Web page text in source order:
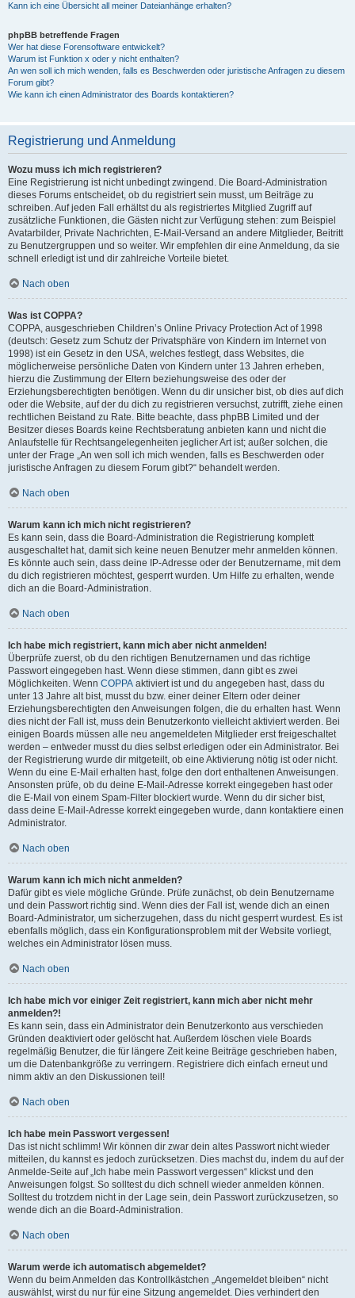
Kann ich eine Übersicht all meiner Dateianhänge erhalten?
phpBB betreffende Fragen
Wer hat diese Forensoftware entwickelt?
Warum ist Funktion x oder y nicht enthalten?
An wen soll ich mich wenden, falls es Beschwerden oder juristische Anfragen zu diesem
Forum gibt?
Wie kann ich einen Administrator des Boards kontaktieren?
Registrierung und Anmeldung
Wozu muss ich mich registrieren?
Eine Registrierung ist nicht unbedingt zwingend. Die Board-Administration
dieses Forums entscheidet, ob du registriert sein musst, um Beiträge zu
schreiben. Auf jeden Fall erhältst du als registriertes Mitglied Zugriff auf
zusätzliche Funktionen, die Gästen nicht zur Verfügung stehen: zum Beispiel
Avatarbilder, Private Nachrichten, E-Mail-Versand an andere Mitglieder, Beitritt
zu Benutzergruppen und so weiter. Wir empfehlen dir eine Anmeldung, da sie
schnell erledigt ist und dir zahlreiche Vorteile bietet.
Nach oben
Was ist COPPA?
COPPA, ausgeschrieben Children’s Online Privacy Protection Act of 1998
(deutsch: Gesetz zum Schutz der Privatsphäre von Kindern im Internet von
1998) ist ein Gesetz in den USA, welches festlegt, dass Websites, die
möglicherweise persönliche Daten von Kindern unter 13 Jahren erheben,
hierzu die Zustimmung der Eltern beziehungsweise des oder der
Erziehungsberechtigten benötigen. Wenn du dir unsicher bist, ob dies auf dich
oder die Website, auf der du dich zu registrieren versuchst, zutrifft, ziehe einen
rechtlichen Beistand zu Rate. Bitte beachte, dass phpBB Limited und der
Besitzer dieses Boards keine Rechtsberatung anbieten kann und nicht die
Anlaufstelle für Rechtsangelegenheiten jeglicher Art ist; außer solchen, die
unter der Frage „An wen soll ich mich wenden, falls es Beschwerden oder
juristische Anfragen zu diesem Forum gibt?“ behandelt werden.
Nach oben
Warum kann ich mich nicht registrieren?
Es kann sein, dass die Board-Administration die Registrierung komplett
ausgeschaltet hat, damit sich keine neuen Benutzer mehr anmelden können.
Es könnte auch sein, dass deine IP-Adresse oder der Benutzername, mit dem
du dich registrieren möchtest, gesperrt wurden. Um Hilfe zu erhalten, wende
dich an die Board-Administration.
Nach oben
Ich habe mich registriert, kann mich aber nicht anmelden!
Überprüfe zuerst, ob du den richtigen Benutzernamen und das richtige
Passwort eingegeben hast. Wenn diese stimmen, dann gibt es zwei
Möglichkeiten. Wenn COPPA aktiviert ist und du angegeben hast, dass du
unter 13 Jahre alt bist, musst du bzw. einer deiner Eltern oder deiner
Erziehungsberechtigten den Anweisungen folgen, die du erhalten hast. Wenn
dies nicht der Fall ist, muss dein Benutzerkonto vielleicht aktiviert werden. Bei
einigen Boards müssen alle neu angemeldeten Mitglieder erst freigeschaltet
werden – entweder musst du dies selbst erledigen oder ein Administrator. Bei
der Registrierung wurde dir mitgeteilt, ob eine Aktivierung nötig ist oder nicht.
Wenn du eine E-Mail erhalten hast, folge den dort enthaltenen Anweisungen.
Ansonsten prüfe, ob du deine E-Mail-Adresse korrekt eingegeben hast oder
die E-Mail von einem Spam-Filter blockiert wurde. Wenn du dir sicher bist,
dass deine E-Mail-Adresse korrekt eingegeben wurde, dann kontaktiere einen
Administrator.
Nach oben
Warum kann ich mich nicht anmelden?
Dafür gibt es viele mögliche Gründe. Prüfe zunächst, ob dein Benutzername
und dein Passwort richtig sind. Wenn dies der Fall ist, wende dich an einen
Board-Administrator, um sicherzugehen, dass du nicht gesperrt wurdest. Es ist
ebenfalls möglich, dass ein Konfigurationsproblem mit der Website vorliegt,
welches ein Administrator lösen muss.
Nach oben
Ich habe mich vor einiger Zeit registriert, kann mich aber nicht mehr
anmelden?!
Es kann sein, dass ein Administrator dein Benutzerkonto aus verschieden
Gründen deaktiviert oder gelöscht hat. Außerdem löschen viele Boards
regelmäßig Benutzer, die für längere Zeit keine Beiträge geschrieben haben,
um die Datenbankgröße zu verringern. Registriere dich einfach erneut und
nimm aktiv an den Diskussionen teil!
Nach oben
Ich habe mein Passwort vergessen!
Das ist nicht schlimm! Wir können dir zwar dein altes Passwort nicht wieder
mitteilen, du kannst es jedoch zurücksetzen. Dies machst du, indem du auf der
Anmelde-Seite auf „Ich habe mein Passwort vergessen“ klickst und den
Anweisungen folgst. So solltest du dich schnell wieder anmelden können.
Solltest du trotzdem nicht in der Lage sein, dein Passwort zurückzusetzen, so
wende dich an die Board-Administration.
Nach oben
Warum werde ich automatisch abgemeldet?
Wenn du beim Anmelden das Kontrollkästchen „Angemeldet bleiben“ nicht
auswählst, wirst du nur für eine Sitzung angemeldet. Dies verhindert den